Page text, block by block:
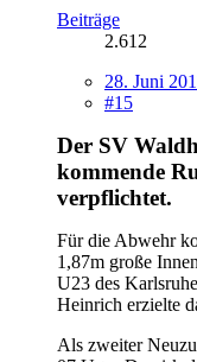
Beiträge
2.612
28. Juni
#15
Der SV
kommende
verpflichtet.
Für die Abwehr
1,87m große
U23 des
Heinrich erzielte
Als zweiter